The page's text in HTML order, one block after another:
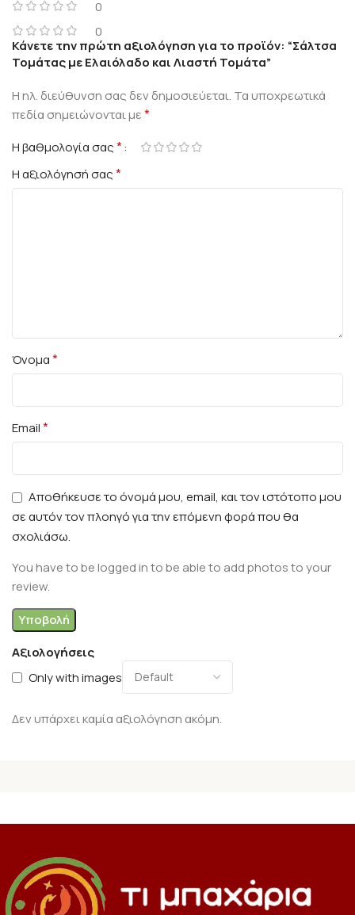
0
0
Αξιολογήσεις
Only with images
Δεν υπάρχει καμία αξιολόγηση ακόμη.
Κάνετε την πρώτη αξιολόγηση για το προϊόν: “Σάλτσα
Τομάτας με Ελαιόλαδο και Λιαστή Τομάτα”
Η ηλ. διεύθυνση σας δεν δημοσιεύεται. Τα υποχρεωτικά
πεδία σημειώνονται με*
Η βαθμολογία σας*
Η αξιολόγησή σας*
Όνομα*
Email*
Αποθήκευσε το όνομά μου, email, και τον ιστότοπο μου
σε αυτόν τον πλοηγό για την επόμενη φορά που θα
σχολιάσω.
You have to be logged in to be able to add photos to your
review.